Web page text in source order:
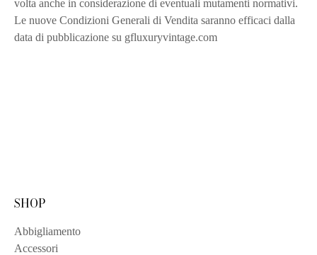
volta anche in considerazione di eventuali mutamenti normativi.
Le nuove Condizioni Generali di Vendita saranno efficaci dalla
data di pubblicazione su gfluxuryvintage.com
SHOP
Abbigliamento
Accessori